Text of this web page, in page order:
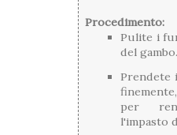
Procedimento:
Pulite i
del gambo.
Prendete
per
l'impasto